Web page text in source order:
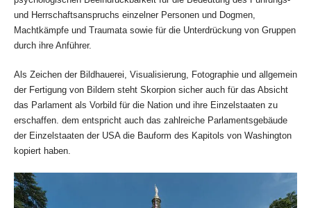
und Herrschaftsanspruchs einzelner Personen und Dogmen,
Machtkämpfe und Traumata sowie für die Unterdrückung von Gruppen
durch ihre Anführer.
Als Zeichen der Bildhauerei, Visualisierung, Fotographie und allgemein
der Fertigung von Bildern steht Skorpion sicher auch für das Absicht
das Parlament als Vorbild für die Nation und ihre Einzelstaaten zu
erschaffen. dem entspricht auch das zahlreiche Parlamentsgebäude
der Einzelstaaten der USA die Bauform des Kapitols von Washington
kopiert haben.